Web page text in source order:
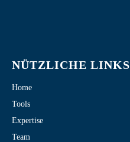
NÜTZLICHE LINKS
Home
Tools
Expertise
Team